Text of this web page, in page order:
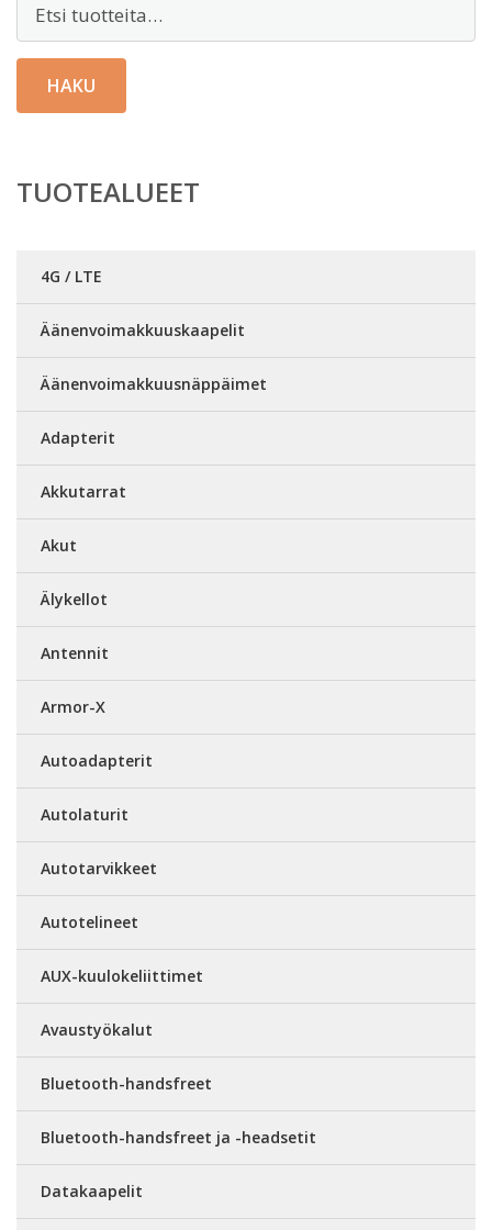
HAKU
TUOTEALUEET
4G / LTE
Äänenvoimakkuuskaapelit
Äänenvoimakkuusnäppäimet
Adapterit
Akkutarrat
Akut
Älykellot
Antennit
Armor-X
Autoadapterit
Autolaturit
Autotarvikkeet
Autotelineet
AUX-kuulokeliittimet
Avaustyökalut
Bluetooth-handsfreet
Bluetooth-handsfreet ja -headsetit
Datakaapelit